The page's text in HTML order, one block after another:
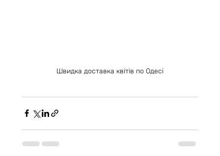
Швидка доставка квітів по Одесі